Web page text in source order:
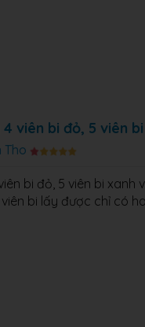
viên bi đỏ, 5 viên
Tho
bi đỏ, 5 viên bi xanh
bi lấy được chỉ có